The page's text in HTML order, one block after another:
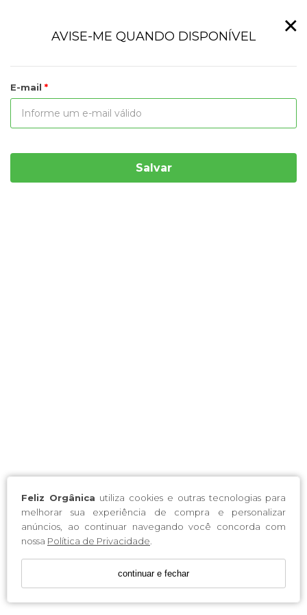
Feliz Orgânica utiliza cookies e outras tecnologias para
melhorar sua experiência de compra e personalizar
anúncios, ao continuar navegando você concorda com
nossa Política de Privacidade
continuar e fechar
×
AVISE-ME QUANDO DISPONÍVEL
E-mail
Salvar